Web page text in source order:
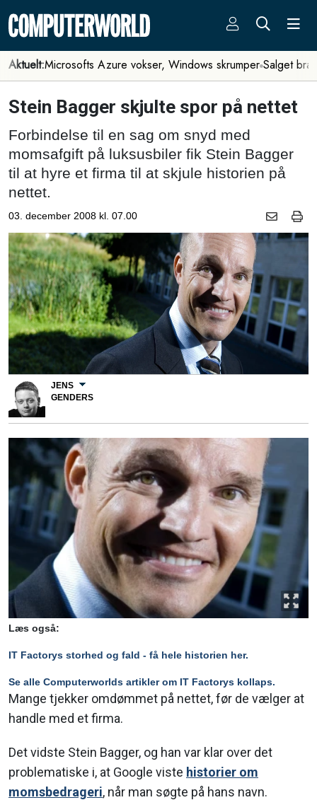
Aktuelt:Microsofts Azure vokser, Windows skrumper Salget
Stein Bagger skjulte spor på nettet
Forbindelse til en sag om snyd med
momsafgift på luksusbiler fik Stein Bagger
til at hyre et firma til at skjule historien på
nettet.
03. december 2008 kl. 07.00
JENS
GENDERS
Læs også:
IT Factorys storhed og fald - få hele historien her.
Se alle Computerworlds artikler om IT Factorys kollaps.
Mange tjekker omdømmet på nettet, før de vælger at
handle med et firma.
Det vidste Stein Bagger, og han var klar over det
problematiske i, at Google viste historier om
momsbedrageri, når man søgte på hans navn.